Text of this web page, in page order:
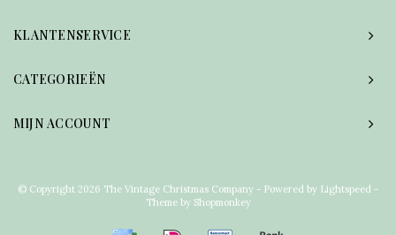
KLANTENSERVICE
CATEGORIEËN
MIJN ACCOUNT
© Copyright 2026 The Vintage Christmas Company - Powered by Lightspeed -
Theme by Shopmonkey